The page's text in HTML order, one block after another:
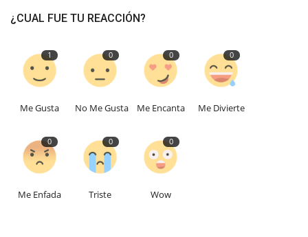
¿CUAL FUE TU REACCIÓN?
1
Me Gusta
0
No Me Gusta
0
Me Encanta
0
Me Divierte
0
Me Enfada
0
Triste
0
Wow